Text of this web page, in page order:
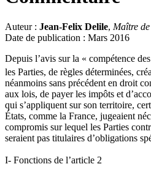
Auteur : Jean-Felix Delile, Maître
Date de publication : Mars 2016
Depuis l’avis sur la « compétence
les Parties, de règles déterminées,
néanmoins sans précédent en droit
aux lois, de payer les impôts et
qui s’appliquent sur son territoire,
États, comme la France, jugeaient
compromis sur lequel les Parties
seraient pas titulaires d’obligations
I- Fonctions de l’article 2